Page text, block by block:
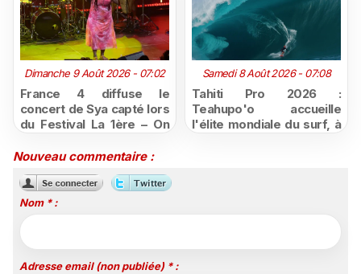
Dimanche 9 Août 2026 - 07:02
France 4 diffuse le
concert de Sya capté lors
du Festival La 1ère – On
Samedi 8 Août 2026 - 07:08
Tahiti Pro 2026 :
Teahupo'o accueille
l'élite mondiale du surf, à
Nouveau commentaire :
Nom * :
Adresse email (non publiée) * :